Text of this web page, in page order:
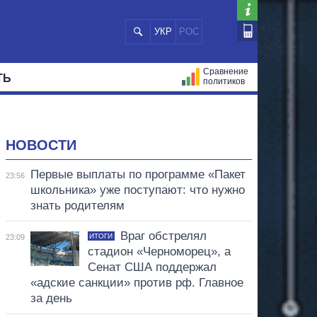
УКР РОС
Сравнение
политиков
НОВОСТИ
23:56
Первые выплаты по программе «Пакет
школьника» уже поступают: что нужно
знать родителям
23:09 ИТОГИ
Враг обстрелял
стадион «Черноморец», а
Сенат США поддержал
«адские санкции» против рф. Главное
за день